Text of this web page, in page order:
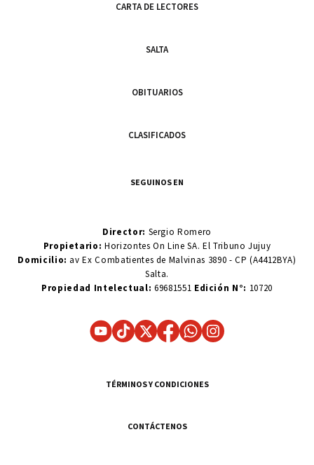
CARTA DE LECTORES
SALTA
OBITUARIOS
CLASIFICADOS
SEGUINOS EN
Director: Sergio Romero
Propietario:Horizontes On Line SA. El Tribuno Jujuy
Domicilio: av Ex Combatientes de Malvinas 3890 - CP (A4412BYA)
Salta.
Propiedad Intelectual: 69681551 Edición N°: 10720
TÉRMINOS Y CONDICIONES
CONTÁCTENOS